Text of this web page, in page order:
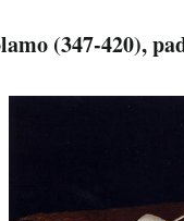
(347-420),